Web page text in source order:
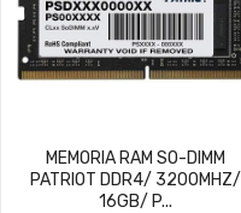
MEMORIA RAM SO-DIMM
PATRIOT DDR4/ 3200MHZ/
16GB/ P...